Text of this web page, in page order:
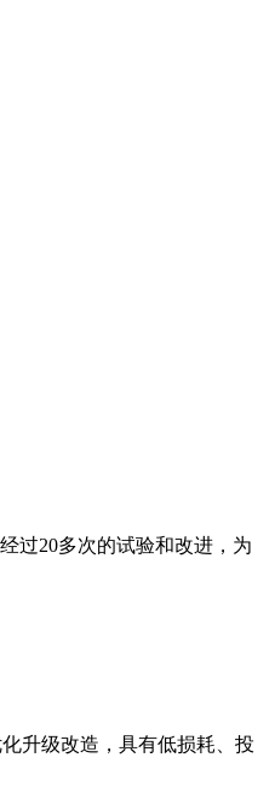
过20多次的试验和改进，为
升级改造，具有低损耗、投